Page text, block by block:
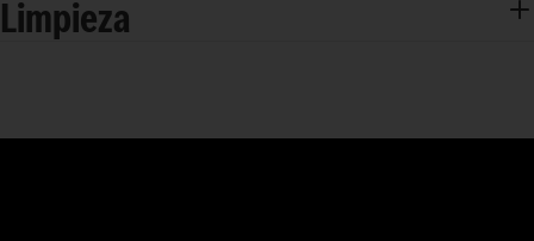
Limpieza